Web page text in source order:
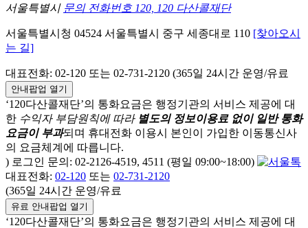
서울특별시 문의 전화번호 120, 120 다산콜재단
서울특별시청 04524 서울특별시 중구 세종대로 110 [찾아오시
는 길]
대표전화: 02-120 또는 02-731-2120 (365일 24시간 운영/유료
안내팝업 열기
‘120다산콜재단’의 통화요금은 행정기관의 서비스 제공에 대
한 수익자 부담원칙에 따라 별도의 정보이용료 없이 일반 통화
요금이 부과되며 휴대전화 이용시 본인이 가입한 이동통신사
의 요금체계에 따릅니다.
) 로그인 문의: 02-2126-4519, 4511 (평일 09:00~18:00)
대표전화: 02-120 또는 02-731-2120
(365일 24시간 운영/유료
유료 안내팝업 열기
‘120다산콜재단’의 통화요금은 행정기관의 서비스 제공에 대